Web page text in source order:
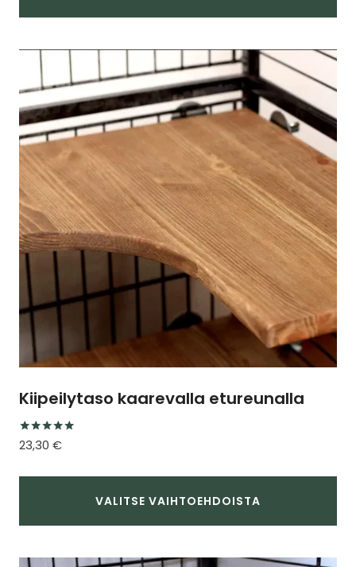
tuotteella
useampi
muunnelma.
Voit
tehdä
valinnat
tuotteen
sivulla.
Kiipeilytaso kaarevalla etureunalla
Arvostelu
tuotteesta:
/ 5
23,30 €
VALITSE VAIHTOEHDOISTA
tuotteella